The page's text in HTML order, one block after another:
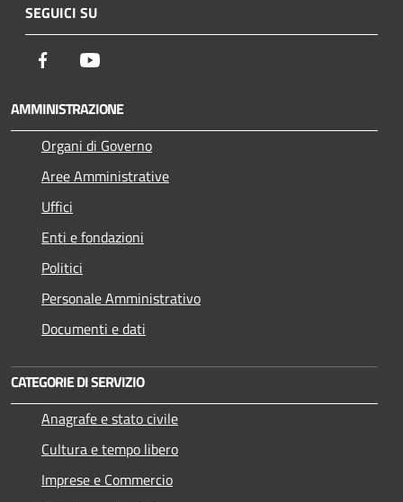
SEGUICI SU
Facebook
AMMINISTRAZIONE
Organi di Governo
Aree Amministrative
Uffici
Enti e fondazioni
Politici
Personale Amministrativo
Documenti e dati
CATEGORIE DI SERVIZIO
Anagrafe e stato civile
Cultura e tempo libero
Imprese e Commercio